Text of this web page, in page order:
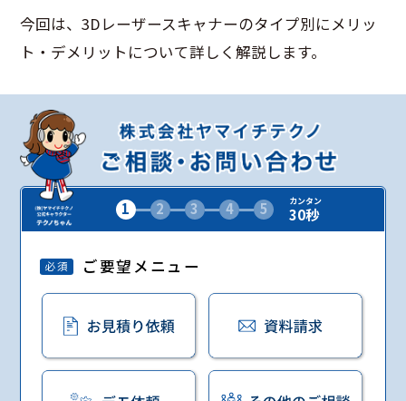
今回は、3Dレーザースキャナーのタイプ別にメリッ
ト・デメリットについて詳しく解説します。
1 2 3 4 5 カンタン
30秒
必須 ご要望メニュー